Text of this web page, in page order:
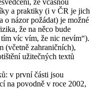
že včasnou
a praktiky (i v ČR je jich
o názor požádat) je možné
že na něco bude
víc vím, že nic nevím“).
(včetně zahraničních),
užitečných textů
v první části jsou
na povodně v roce 2002,